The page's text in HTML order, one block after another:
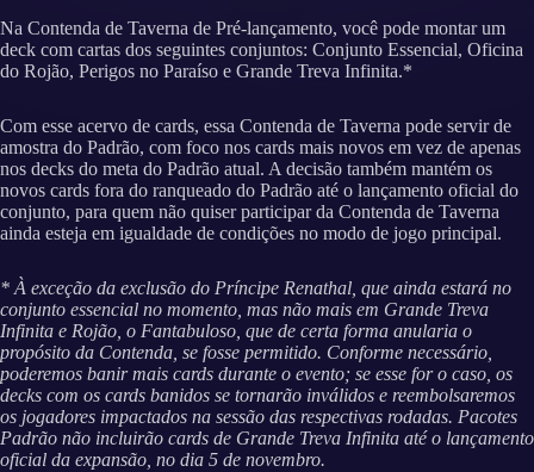
Na Contenda de Taverna de Pré-lançamento, você pode montar um
deck com cartas dos seguintes conjuntos: Conjunto Essencial, Oficina
do Rojão, Perigos no Paraíso e Grande Treva Infinita.*
Com esse acervo de cards, essa Contenda de Taverna pode servir de
amostra do Padrão, com foco nos cards mais novos em vez de apenas
nos decks do meta do Padrão atual. A decisão também mantém os
novos cards fora do ranqueado do Padrão até o lançamento oficial do
conjunto, para quem não quiser participar da Contenda de Taverna
ainda esteja em igualdade de condições no modo de jogo principal.
* À exceção da exclusão do Príncipe Renathal, que ainda estará no
conjunto essencial no momento, mas não mais em Grande Treva
Infinita e Rojão, o Fantabuloso, que de certa forma anularia o
propósito da Contenda, se fosse permitido. Conforme necessário,
poderemos banir mais cards durante o evento; se esse for o caso, os
decks com os cards banidos se tornarão inválidos e reembolsaremos
os jogadores impactados na sessão das respectivas rodadas. Pacotes
Padrão não incluirão cards de Grande Treva Infinita até o lançamento
oficial da expansão, no dia 5 de novembro.